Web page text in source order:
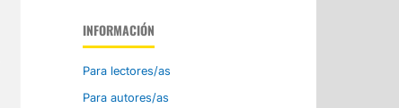
INFORMACIÓN
Para lectores/as
Para autores/as